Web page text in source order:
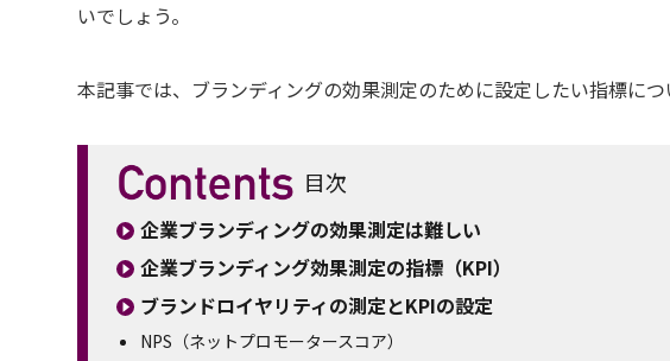
いでしょう。
本記事では、ブランディングの効果測定のために設定したい指標につ
目次
企業ブランディングの効果測定は難しい
企業ブランディング効果測定の指標（KPI）
ブランドロイヤリティの測定とKPIの設定
NPS（ネットプロモータースコア）